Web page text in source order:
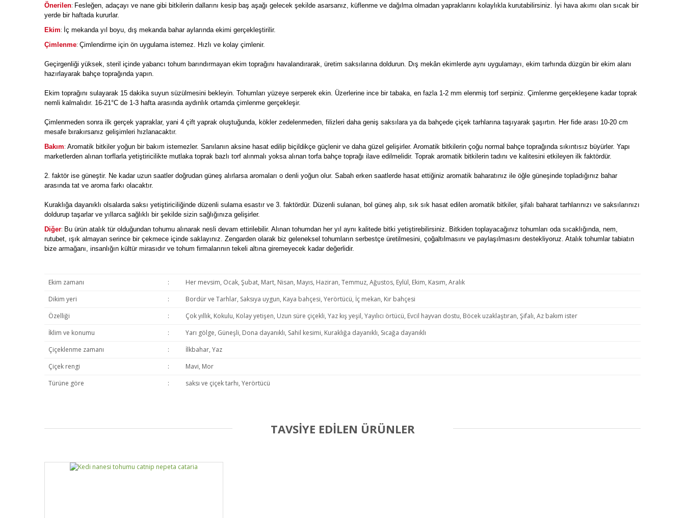
Önerilen: Fesleğen, adaçayı ve nane gibi bitkilerin dallarını kesip baş aşağı gelecek şekilde asarsanız, küflenme ve dağılma olmadan yapraklarını kolaylıkla kurutabilirsiniz. İyi hava akımı olan sıcak bir
yerde bir haftada kururlar.
Ekim: İç mekanda yıl boyu, dış mekanda bahar aylarında ekimi gerçekleştirilir.
Çimlenme: Çimlendirme için ön uygulama istemez. Hızlı ve kolay çimlenir.
Geçirgenliği yüksek, steril içinde yabancı tohum barındırmayan ekim toprağını havalandırarak, üretim saksılarına doldurun. Dış mekân ekimlerde aynı uygulamayı, ekim tarhında düzgün bir ekim alanı
hazırlayarak bahçe toprağında yapın.
Ekim toprağını sulayarak 15 dakika suyun süzülmesini bekleyin. Tohumları yüzeye serperek ekin. Üzerlerine ince bir tabaka, en fazla 1-2 mm elenmiş torf serpiniz. Çimlenme gerçekleşene kadar toprak
nemli kalmalıdır. 16-21°C de 1-3 hafta arasında aydınlık ortamda çimlenme gerçekleşir.
Çimlenmeden sonra ilk gerçek yapraklar, yani 4 çift yaprak oluştuğunda, kökler zedelenmeden, filizleri daha geniş saksılara ya da bahçede çiçek tarhlarına taşıyarak şaşırtın. Her fide arası 10-20 cm
mesafe bırakırsanız gelişimleri hızlanacaktır.
Bakım: Aromatik bitkiler yoğun bir bakım istemezler. Sanılanın aksine hasat edilip biçildikçe güçlenir ve daha güzel gelişirler. Aromatik bitkilerin çoğu normal bahçe toprağında sıkıntısız büyürler. Yapı
marketlerden alınan torflarla yetiştiricilikte mutlaka toprak bazlı torf alınmalı yoksa alınan torfa bahçe toprağı ilave edilmelidir. Toprak aromatik bitkilerin tadını ve kalitesini etkileyen ilk faktördür.
2. faktör ise güneştir. Ne kadar uzun saatler doğrudan güneş alırlarsa aromaları o denli yoğun olur. Sabah erken saatlerde hasat ettiğiniz aromatik baharatınız ile öğle güneşinde topladığınız bahar
arasında tat ve aroma farkı olacaktır.
Kuraklığa dayanıklı olsalarda saksı yetiştiriciliğinde düzenli sulama esastır ve 3. faktördür. Düzenli sulanan, bol güneş alıp, sık sık hasat edilen aromatik bitkiler, şifalı baharat tarhlarınızı ve saksılarınızı
doldurup taşarlar ve yıllarca sağlıklı bir şekilde sizin sağlığınıza gelişirler.
Diğer: Bu ürün atalık tür olduğundan tohumu alınarak nesli devam ettirilebilir. Alınan tohumdan her yıl aynı kalitede bitki yetiştirebilirsiniz. Bitkiden toplayacağınız tohumları oda sıcaklığında, nem,
rutubet, ışık almayan serince bir çekmece içinde saklayınız. Zengarden olarak biz geleneksel tohumların serbestçe üretilmesini, çoğaltılmasını ve paylaşılmasını destekliyoruz. Atalık tohumlar tabiatın
bize armağanı, insanlığın kültür mirasıdır ve tohum firmalarının tekeli altına giremeyecek kadar değerlidir.
Ekim zamanı :
Her mevsim, Ocak, Şubat, Mart, Nisan, Mayıs, Haziran, Temmuz, Ağustos, Eylül, Ekim, Kasım, Aralık
Dikim yeri
:
Bordür ve Tarhlar, Saksıya uygun, Kaya bahçesi, Yerörtücü, İç mekan, Kır bahçesi
Özelliği
:
Çok yıllık, Kokulu, Kolay yetişen, Uzun süre çiçekli, Yaz kış yeşil, Yayılıcı örtücü, Evcil hayvan dostu, Böcek uzaklaştıran, Şifalı, Az bakım ister
İklim ve konumu
:
Yarı gölge, Güneşli, Dona dayanıklı, Sahil kesimi, Kuraklığa dayanıklı, Sıcağa dayanıklı
Çiçeklenme zamanı
:
İlkbahar, Yaz
Çiçek rengi
:
Mavi, Mor
Türüne göre
: saksı ve çiçek tarhı, Yerörtücü
Bu ürüne ilk yorumu siz yapın!
TAVSİYE EDİLEN ÜRÜNLER